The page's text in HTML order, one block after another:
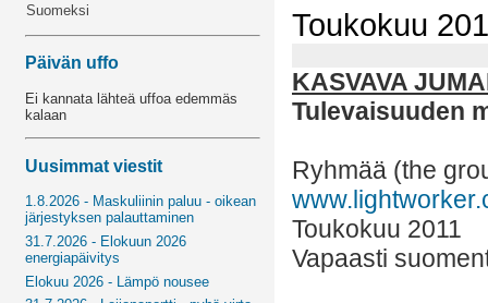
Suomeksi
Päivän uffo
Ei kannata lähteä uffoa edemmäs
kalaan
Uusimmat viestit
1.8.2026 - Maskuliinin paluu - oikean
järjestyksen palauttaminen
31.7.2026 - Elokuun 2026
energiapäivitys
Elokuu 2026 - Lämpö nousee
Toukokuu
KASVAVA
Tulevaisuuden
Ryhmää (the
Toukokuu 2011
Vapaasti